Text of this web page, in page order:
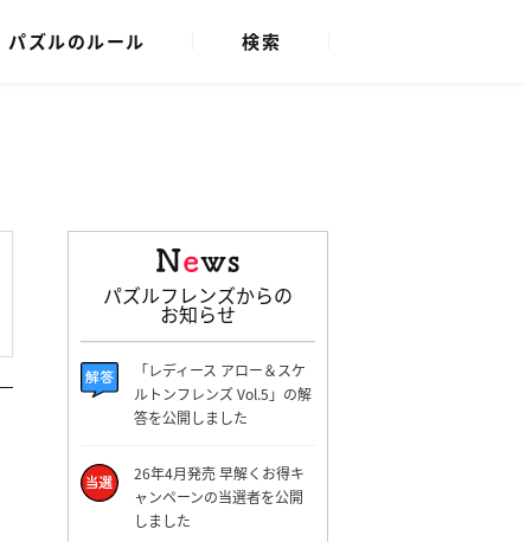
パズルのルール 検索
パズルフレンズからの
お知らせ
「レディース アロー＆スケ
ルトンフレンズ Vol.5」の解
答を公開しました
26年4月発売 早解くお得キ
ャンペーンの当選者を公開
しました